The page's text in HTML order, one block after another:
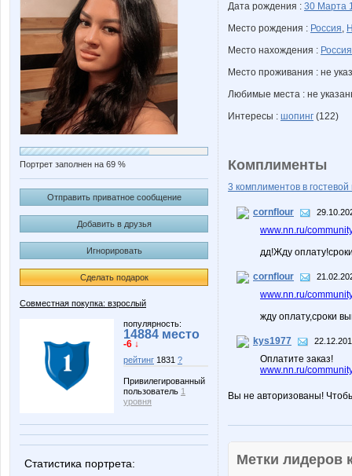
Портрет заполнен на 69 %
Отправить приватное сообщение
Добавить в друзья
Игнорировать
Сделать подарок
Совместная покупка: взрослый
популярность:
14884 место
-6 ↓
рейтинг 1831 ?
Привилегированный
пользователь 1
уровня
Статистика портрета:
Дата рождения : 30 Марта
Место рождения : Россия,
Место нахождения : Россия
Место проживания : не
Любимые места : не
Интересы : шопинг (122)
Комплименты
3 комплиментов в гостевой
cornflour
www.nn.ru/
дд!Жду
cornflour
www.nn.ru/
жду оплату,сроки
kys1977
Оплатите заказ!
www.nn.ru/
Вы не авторизованы!
Метки